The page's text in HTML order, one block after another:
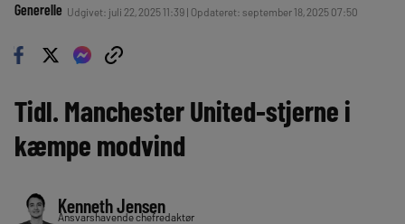
Generelle Udgivet: juli 22, 2025 11:39 | Opdateret: september 18, 2025 07:50
Tidl. Manchester United-stjerne i
kæmpe modvind
Kenneth Jensen
Ansvarshavende chefredaktør